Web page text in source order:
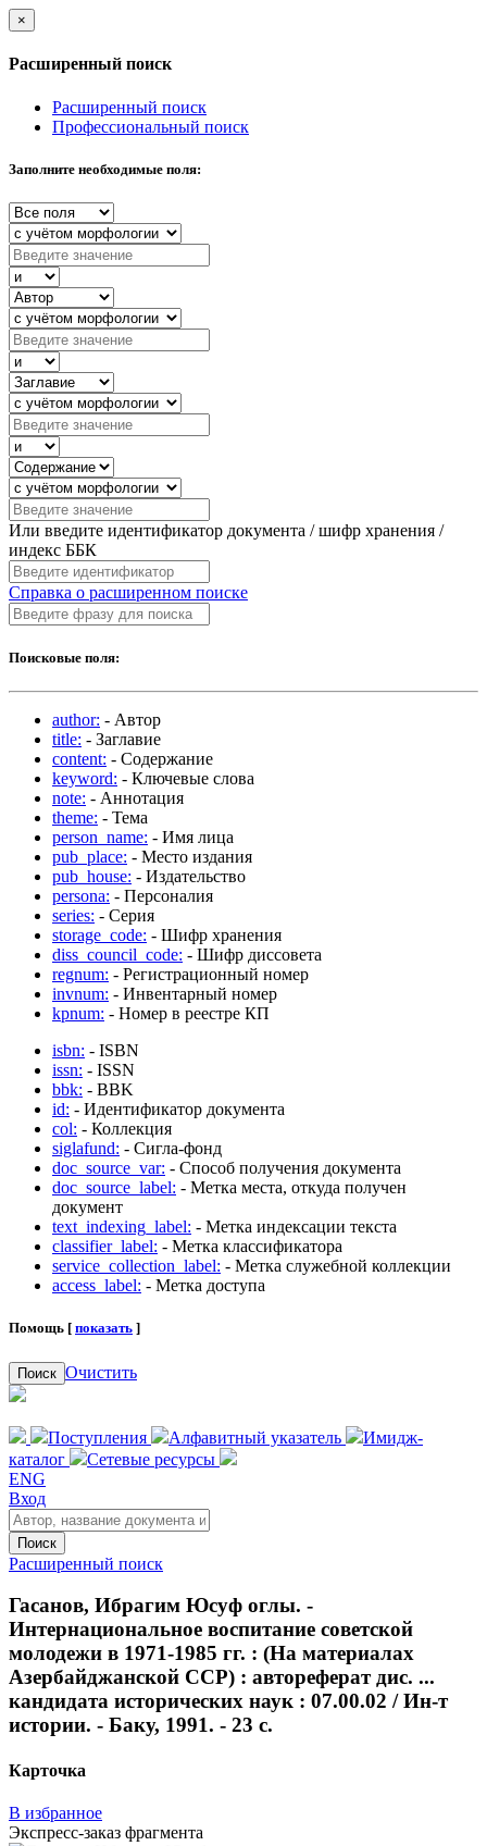
×
Расширенный поиск
Расширенный поиск
Профессиональный поиск
Заполните необходимые поля:
Или введите идентификатор документа / шифр хранения /
индекс ББК
Справка о расширенном поиске
Поисковые поля:
author: - Автор
title: - Заглавие
content: - Содержание
keyword: - Ключевые слова
note: - Аннотация
theme: - Тема
person_name: - Имя лица
pub_place: - Место издания
pub_house: - Издательство
persona: - Персоналия
series: - Серия
storage_code: - Шифр хранения
diss_council_code: - Шифр диссовета
regnum: - Регистрационный номер
invnum: - Инвентарный номер
kpnum: - Номер в реестре КП
isbn: - ISBN
issn: - ISSN
bbk: - BBK
id: - Идентификатор документа
col: - Коллекция
siglafund: - Сигла-фонд
doc_source_var: - Способ получения документа
doc_source_label: - Метка места, откуда получен
документ
text_indexing_label: - Метка индексации текста
classifier_label: - Метка классификатора
service_collection_label: - Метка служебной коллекции
access_label: - Метка доступа
Помощь [ показать ]
Поиск Очистить
Поступления Алфавитный указатель
Имидж-
каталог
Сетевые ресурсы
ENG
Вход
Поиск
Расширенный поиск
Гасанов, Ибрагим Юсуф оглы. -
Интернациональное воспитание советской
молодежи в 1971-1985 гг. : (На материалах
Азербайджанской ССР) : автореферат дис. ...
кандидата исторических наук : 07.00.02 / Ин-т
истории. - Баку, 1991. - 23 с.
Карточка
В избранное
Экспресс-заказ фрагмента